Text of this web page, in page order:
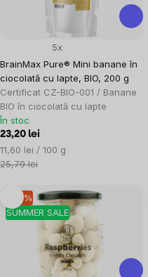
BrainMax Pure® Mini banane în
ciocolată cu lapte, BIO, 200 g
Certificat CZ-BIO-001 / Banane
BIO în ciocolată cu lapte
5x
În stoc
23,20 lei
Evaluare
preţ:
11,60 lei / 100 g
25,79 lei
SUMMER SALE
–10 %